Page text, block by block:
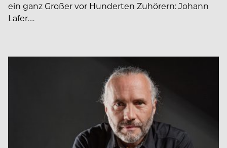
ein ganz Großer vor Hunderten Zuhörern: Johann
Lafer.…